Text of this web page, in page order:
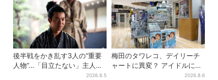
後半戦をかき乱す3人の“重要
人物”…「目立たない」主人
公・仲野太賀も、モブキャラ
2026.8.5
梅田のタワレコ、デイリーチ
ャートに異変？ アイドルに混
じり“マユリカ”が1位に…お笑
2026.8.6